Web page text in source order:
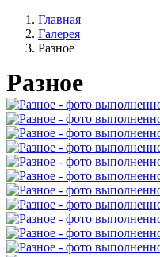
Главная
Галерея
Разное
Разное